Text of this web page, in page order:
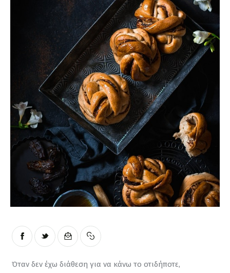
Moments of Mine
FAQ
Όταν δεν έχω διάθεση για να κάνω το οτιδήποτε,